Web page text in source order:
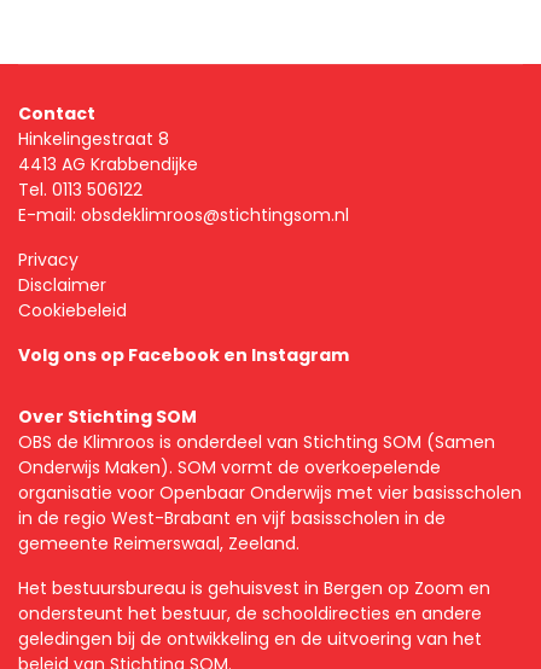
Contact
Hinkelingestraat 8
4413 AG Krabbendijke
Tel. 0113 506122
E-mail: obsdeklimroos@stichtingsom.nl
Privacy
Disclaimer
Cookiebeleid
Volg ons op Facebook en Instagram
Over Stichting SOM
OBS de Klimroos is onderdeel van Stichting SOM (Samen
Onderwijs Maken). SOM vormt de overkoepelende
organisatie voor Openbaar Onderwijs met vier basisscholen
in de regio West-Brabant en vijf basisscholen in de
gemeente Reimerswaal, Zeeland.
Het bestuursbureau is gehuisvest in Bergen op Zoom en
ondersteunt het bestuur, de schooldirecties en andere
geledingen bij de ontwikkeling en de uitvoering van het
beleid van Stichting SOM.